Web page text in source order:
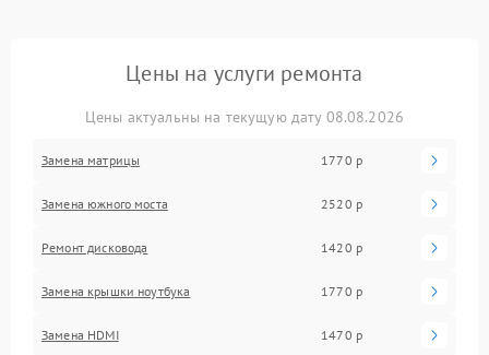
Цены на услуги ремонта
Цены актуальны на текущую дату 08.08.2026
Замена матрицы 1770 р
Замена южного моста 2520 р
Ремонт дисковода 1420 р
Замена крышки ноутбука 1770 р
Замена HDMI 1470 р